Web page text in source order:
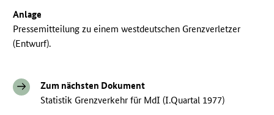
Anlage
Pressemitteilung zu einem westdeutschen Grenzverletzer
(Entwurf).
Zum nächsten Dokument
Statistik Grenzverkehr für MdI (I.Quartal 1977)